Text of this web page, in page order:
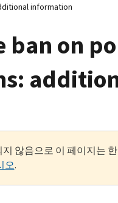
information
ban on
않음으로 이 페이지는
오.